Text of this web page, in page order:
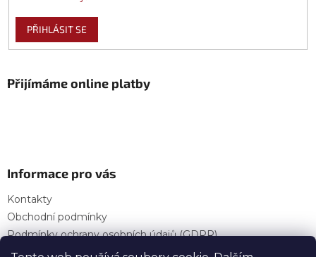
PŘIHLÁSIT SE
Přijímáme online platby
Informace pro vás
Kontakty
Obchodní podmínky
Podmínky ochrany osobních údajů (GDPR)
Provozní doba